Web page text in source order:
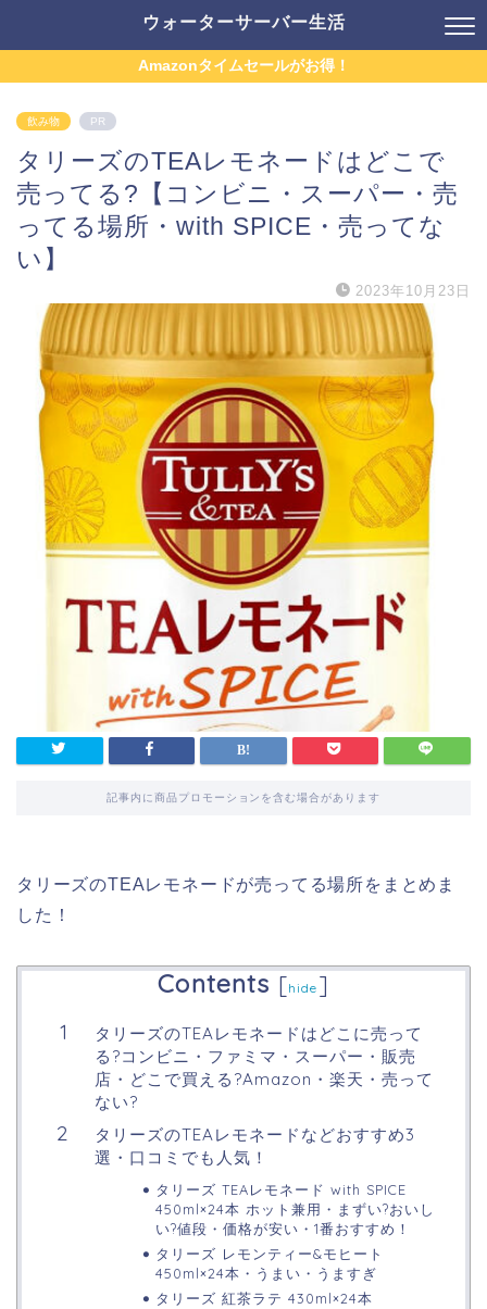
ウォーターサーバー生活
Amazonタイムセールがお得！
飲み物 PR
タリーズのTEAレモネードはどこで
売ってる?【コンビニ・スーパー・売
ってる場所・with SPICE・売ってな
い】
2023年10月23日
記事内に商品プロモーションを含む場合があります
タリーズのTEAレモネードが売ってる場所をまとめま
した！
Contents [hide ]
タリーズのTEAレモネードはどこに売って
る?コンビニ・ファミマ・スーパー・販売
店・どこで買える?Amazon・楽天・売って
ない?
タリーズのTEAレモネードなどおすすめ3
選・口コミでも人気！
タリーズ TEAレモネード with SPICE
450ml×24本 ホット兼用・まずい?おいし
い?値段・価格が安い・1番おすすめ！
タリーズ レモンティー&モヒート
450ml×24本・うまい・うますぎ
タリーズ 紅茶ラテ 430ml×24本